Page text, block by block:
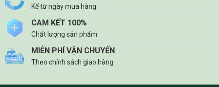
Kể từ ngày mua hàng
CAM KẾT 100%
Chất lượng sản phẩm
MIỄN PHÍ VẬN CHUYỂN
Theo chính sách giao hàng